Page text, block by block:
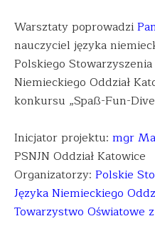
Warsztaty poprowadzi
nauczyciel języka
Polskiego
Niemieckiego Oddział
konkursu „Spaß-Fun-
Inicjator projektu: mgr
PSNJN Oddział Katowice
Organizatorzy: Polskie
Języka Niemieckiego
Towarzystwo Oświatowe